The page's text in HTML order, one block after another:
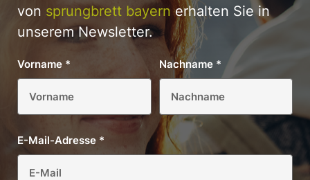
von sprungbrett bayernerhalten Sie in
unserem Newsletter.
Vorname * Nachname *
E-Mail-Adresse *